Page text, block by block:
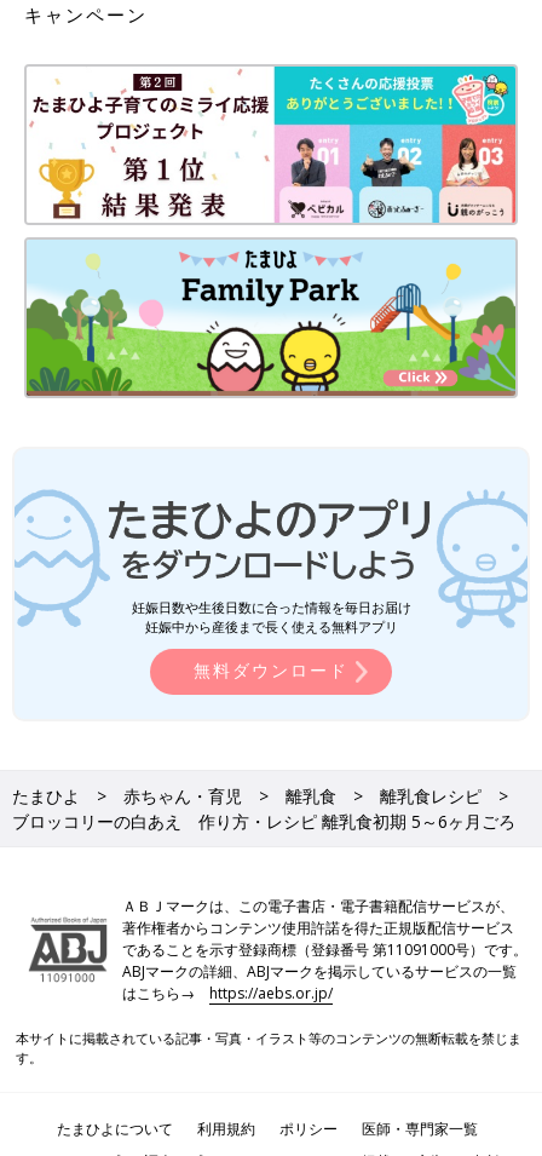
忙しいママ&パパのためのフリージング離乳食 (ベネッセ・ムッ
ク たまひよブックス)
キャンペーン
妊娠日数や生後日数に合った情報を毎日お届け
妊娠中から産後まで長く使える無料アプリ
無料ダウンロード
たまひよ 赤ちゃん・育児 離乳食
離乳食レシピ
ブロッコリーの白あえ 作り方・レシピ 離乳食初期 5～6ヶ月ごろ
ＡＢＪマークは、この電子書店・電子書籍配信サービスが、
著作権者からコンテンツ使用許諾を得た正規版配信サービス
であることを示す登録商標（登録番号 第11091000号）です。
ABJマークの詳細、ABJマークを掲示しているサービスの一覧
はこちら→https://aebs.or.jp/
本サイトに掲載されている記事・写真・イラスト等のコンテンツの無断転載を禁じま
す。
たまひよについて 利用規約 ポリシー
医師・専門家一覧